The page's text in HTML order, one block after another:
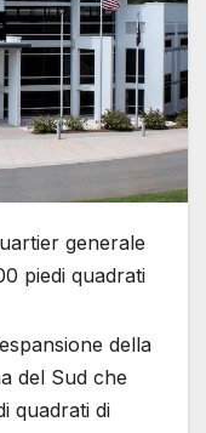
generale
piedi quadrati
della
del Sud che
quadrati di